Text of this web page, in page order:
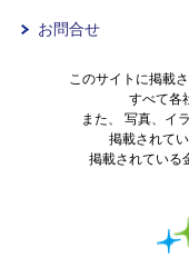
有料老人ホー
介護費用とお金
お問合せ
このサイトに掲載
すべて各
また、 写真、イ
掲載されて
掲載されている